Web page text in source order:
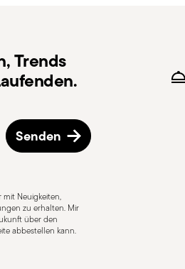
Lebensmittelkontakt
kann zu Verletzungen führen –
Für eine sichere Anwendung
Trends
Senden
Neuigkeiten,
zu erhalten. Mir
über den
abbestellen kann.